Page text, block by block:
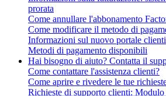
prorata
Come annullare l'abbonamento
Come modificare il metodo di
Informazioni sul nuovo portale clienti
Metodi di pagamento disponibili
Hai bisogno di aiuto? Contatta il
Come contattare l'assistenza clienti?
Come aprire e rivedere le tue
Richieste di supporto clienti: